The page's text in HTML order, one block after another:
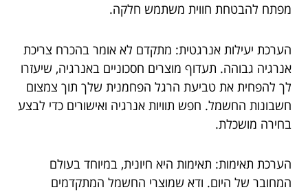
מפתח להבטחת חווית משתמש חלקה.
הערכת יעילות אנרגטית: מתקדם לא אומר בהכרח צריכת
אנרגיה גבוהה. תעדוף מוצרים חסכוניים באנרגיה, שיעזרו
לך להפחית את טביעת הרגל הפחמנית שלך תוך צמצום
חשבונות החשמל. חפש תוויות אנרגיה ואישורים כדי לבצע
בחירה מושכלת.
הערכת תאימות: תאימות היא חיונית, במיוחד בעולם
המחובר של היום. ודא שמוצרי החשמל המתקדמים